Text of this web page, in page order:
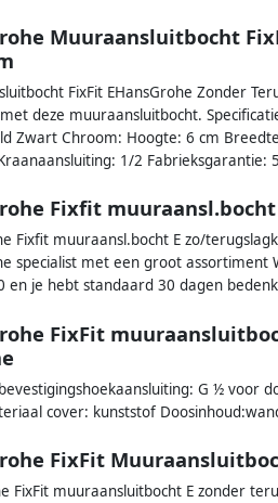
Muuraansluitbocht
FixFit EHansGrohe Zonder
deze muuraansluitbocht.
Zwart Chroom: Hoogte: 6 cm
1/2 Fabrieksgarantie:
Fixfit
Fixfit muuraansl.bocht E zo/
specialist met een groot
en je hebt standaard 30 dagen
FixFit
G ½ voor
cover: kunststof
FixFit
FixFit muuraansluitbocht E zonder